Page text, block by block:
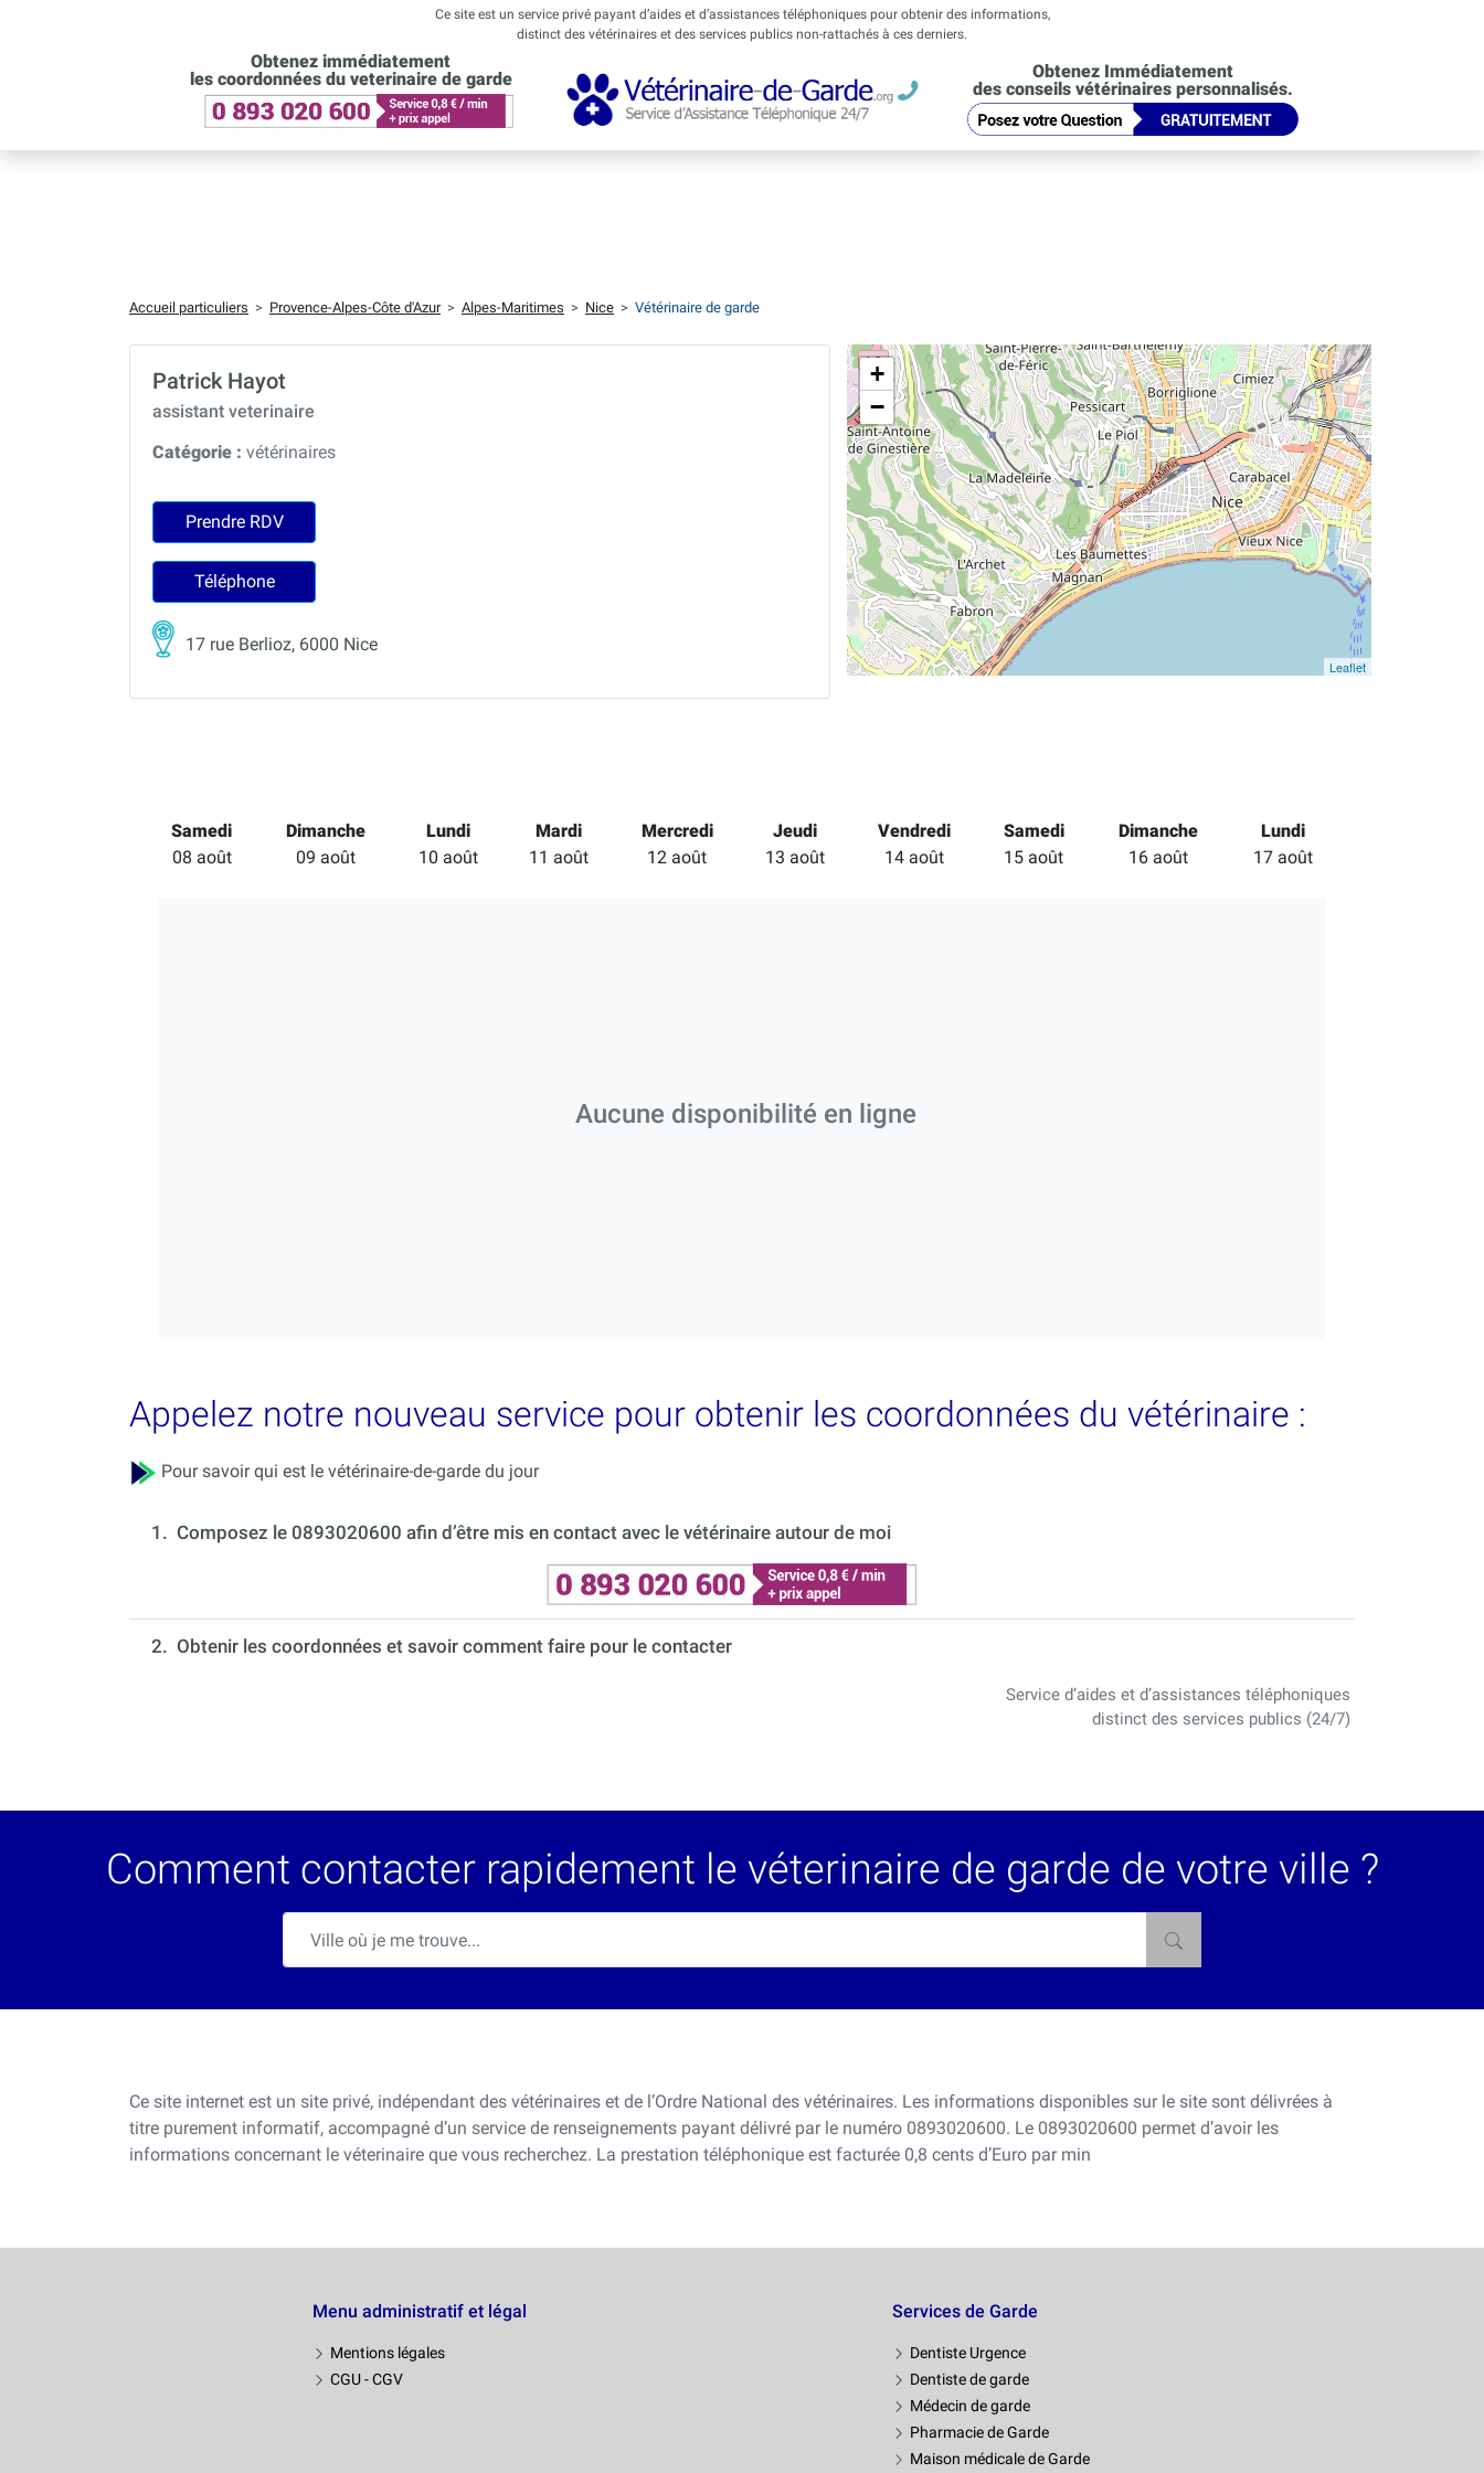
Ce site est un service privé payant d’aides et d’assistances téléphoniques pour obtenir des informations,
distinct des vétérinaires et des services publics non-rattachés à ces derniers.
Obtenez immédiatement
les coordonnées du veterinaire de garde
Obtenez Immédiatement
des conseils vétérinaires personnalisés.
Accueil particuliers > Provence-Alpes-Côte d'Azur> Alpes-Maritimes > Nice > Vétérinaire de garde
Patrick Hayot
assistant veterinaire
Catégorie : vétérinaires
Prendre RDV
Téléphone
17 rue Berlioz, 6000 Nice
+
−
Leaflet
Samedi
08 août
Dimanche
09 août
Lundi
10 août
Mardi
11 août
Mercredi
12 août
Jeudi
13 août
Vendredi
14 août
Samedi
15 août
Dimanche
16 août
Lundi
17 août
Aucune disponibilité en ligne
Appelez notre nouveau service pour obtenir les coordonnées du vétérinaire :
Pour savoir qui est le vétérinaire-de-garde du jour
1. Composez le 0893020600 afin d’être mis en contact avec le vétérinaire autour de moi
2. Obtenir les coordonnées et savoir comment faire pour le contacter
Service d’aides et d’assistances téléphoniques
distinct des services publics (24/7)
Comment contacter rapidement le véterinaire de garde de votre ville ?
Ce site internet est un site privé, indépendant des vétérinaires et de l’Ordre National des vétérinaires. Les informations disponibles sur le site sont délivrées à
titre purement informatif, accompagné d’un service de renseignements payant délivré par le numéro 0893020600. Le 0893020600 permet d’avoir les
informations concernant le véterinaire que vous recherchez. La prestation téléphonique est facturée 0,8 cents d’Euro par min
Menu administratif et légal
Mentions légales
CGU - CGV
Services de Garde
Dentiste Urgence
Dentiste de garde
Médecin de garde
Pharmacie de Garde
Maison médicale de Garde